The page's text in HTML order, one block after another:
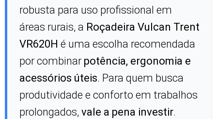
robusta para uso profissional em
áreas rurais, a Roçadeira Vulcan Trent
VR620H é uma escolha recomendada
por combinar potência, ergonomia e
acessórios úteis. Para quem busca
produtividade e conforto em trabalhos
prolongados, vale a pena investir.